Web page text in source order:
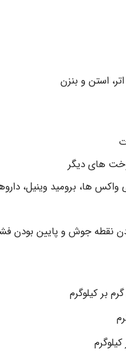
استن و بنزن
های دیگر
ها، برومید وینیل،
نقطه جوش و پایین بودن